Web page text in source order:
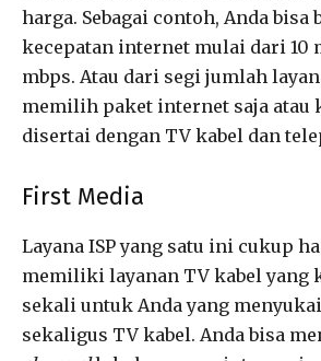
harga. Sebagai contoh, Anda bisa
kecepatan internet mulai dari 10
mbps. Atau dari segi jumlah
memilih paket internet saja atau
disertai dengan TV kabel dan
First Media
Layana ISP yang satu ini cukup
memiliki layanan TV kabel yang
sekali untuk Anda yang
sekaligus TV kabel. Anda bisa